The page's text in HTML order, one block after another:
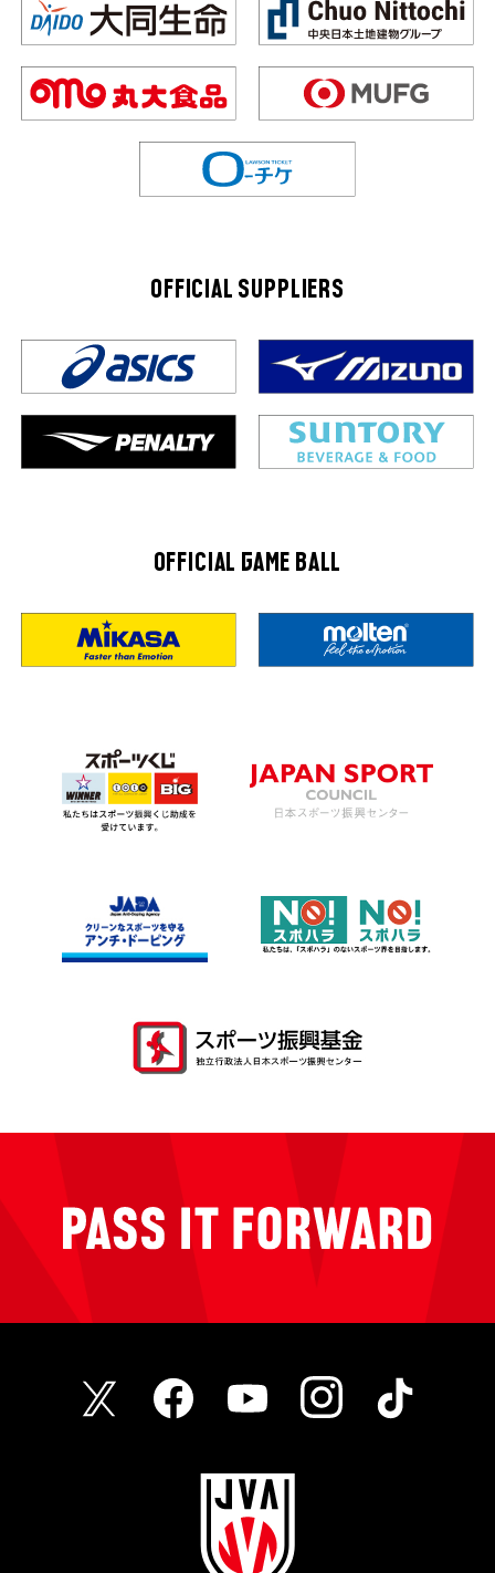
OFFICIAL SUPPLIERS
OFFICIAL GAME BALL